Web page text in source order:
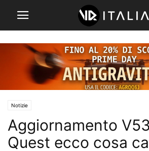
Notizie
Aggiornamento
Quest ecco cosa